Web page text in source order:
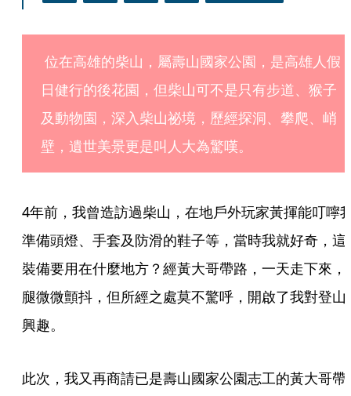
日健行的後花園，但柴山可不是只有步道、猴子
及動物園，深入柴山祕境，歷經探洞、攀爬、峭
壁，遺世美景更是叫人大為驚嘆。
4年前，我曾造訪過柴山，在地戶外玩家黃揮能叮嚀
準備頭燈、手套及防滑的鞋子等，當時我就好奇，這
裝備要用在什麼地方？經黃大哥帶路，一天走下來，
腿微微顫抖，但所經之處莫不驚呼，開啟了我對登山
興趣。
此次，我又再商請已是壽山國家公園志工的黃大哥帶